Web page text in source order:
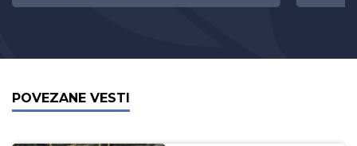
POVEZANE VESTI